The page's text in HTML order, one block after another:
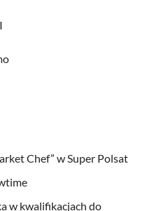
Chef” w Super Polsat
w kwalifikacjach do